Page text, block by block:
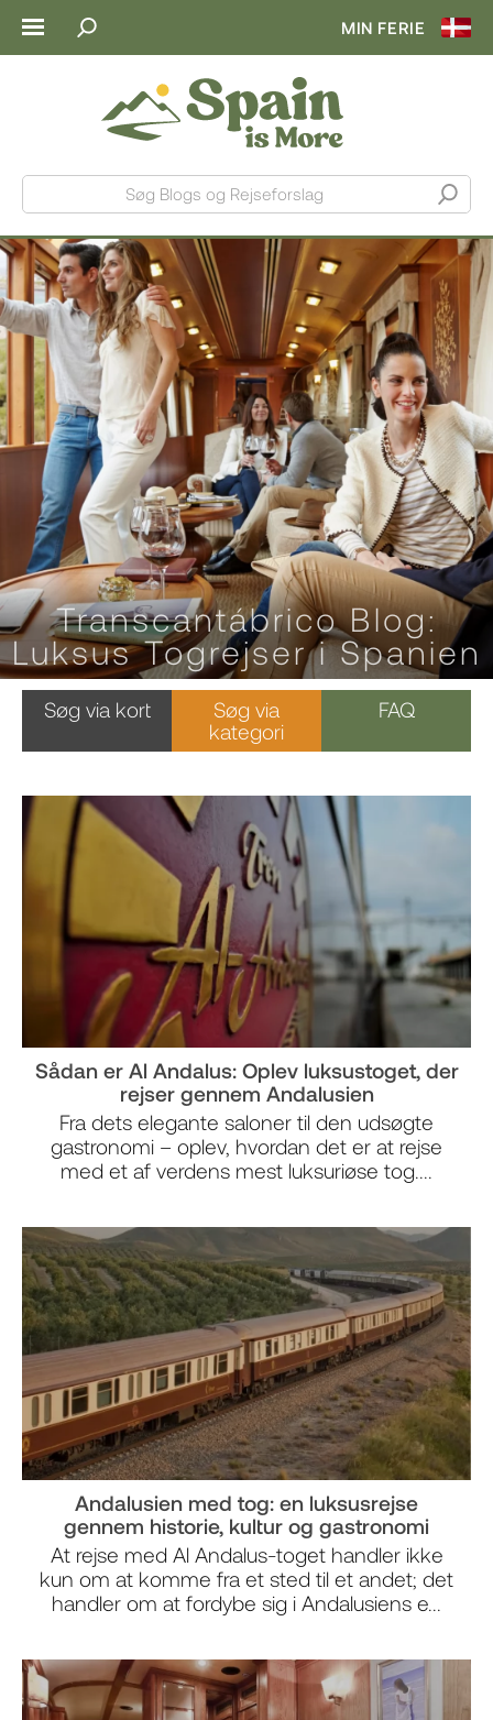
MIN FERIE
Søg Blogs og Rejseforslag
Transcantábrico Blog:
Luksus Togrejser i Spanien
Søg via kort
Søg via
kategori
FAQ
Sådan er Al Andalus: Oplev luksustoget, der
rejser gennem Andalusien
Fra dets elegante saloner til den udsøgte
gastronomi – oplev, hvordan det er at rejse
med et af verdens mest luksuriøse tog....
Andalusien med tog: en luksusrejse
gennem historie, kultur og gastronomi
At rejse med Al Andalus-toget handler ikke
kun om at komme fra et sted til et andet; det
handler om at fordybe sig i Andalusiens e...